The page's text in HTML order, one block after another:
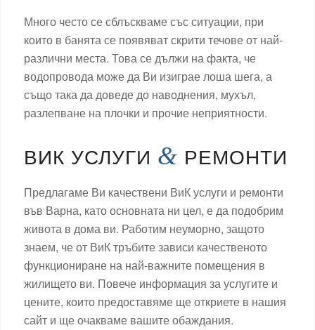
Много често се сблъскваме със ситуации, при
които в банята се появяват скрити течове от най-
различни места. Това се дължи на факта, че
водопровода може да Ви изиграе лоша шега, а
също така да доведе до наводнения, мухъл,
разлепване на плочки и прочие неприятности.
ВИК УСЛУГИ & РЕМОНТИ
Предлагаме Ви качествени ВиК услуги и ремонти
във Варна, като основната ни цел, е да подобрим
живота в дома ви. Работим неуморно, защото
знаем, че от ВиК тръбите зависи качественото
функциониране на най-важните помещения в
жилището ви. Повече информация за услугите и
цените, които предоставяме ще откриете в нашия
сайт и ще очакваме вашите обаждания.